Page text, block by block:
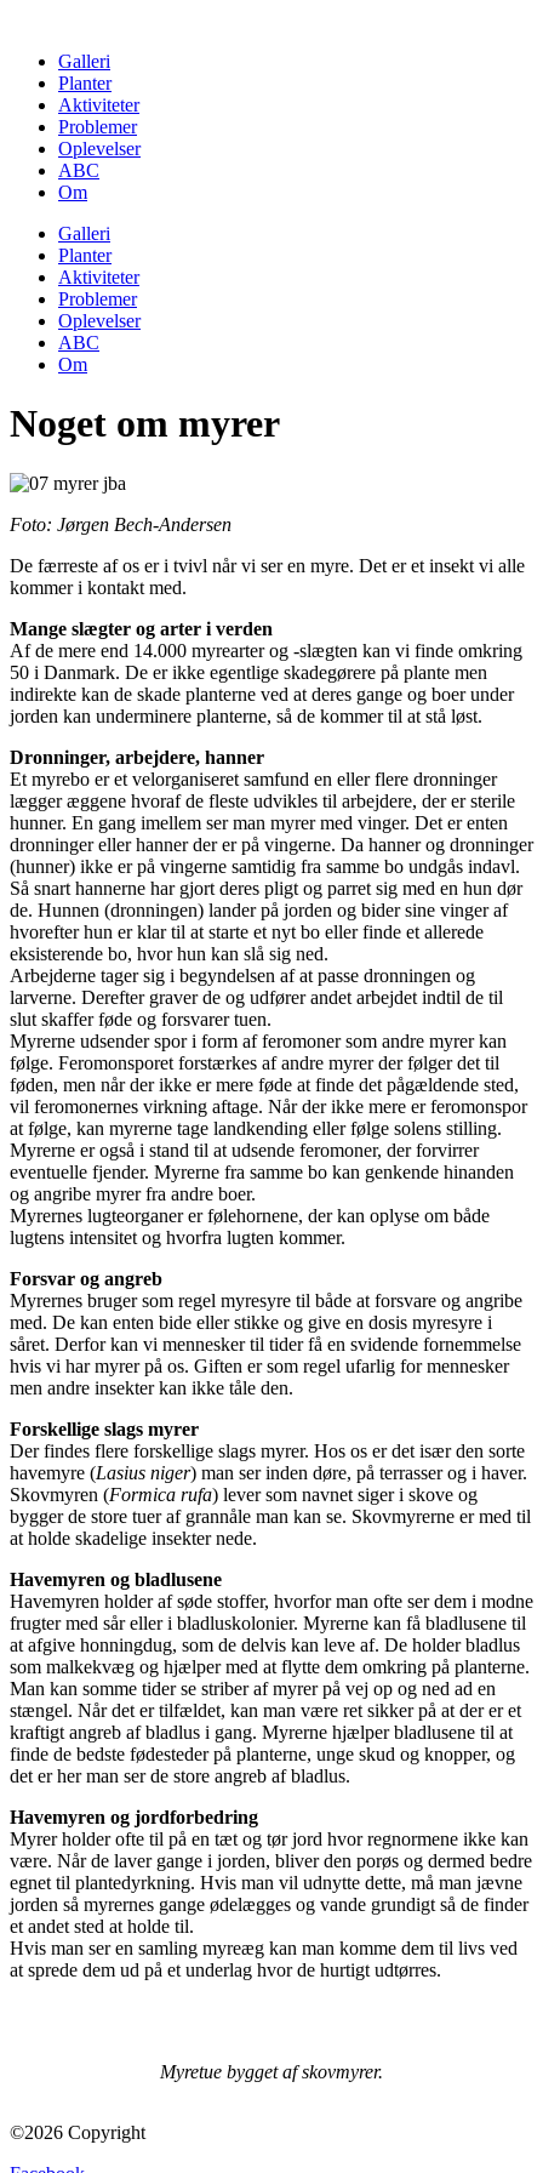
contentGalleri
Planter
Aktiviteter
Problemer
Oplevelser
ABC
Om
Galleri
Planter
Aktiviteter
Problemer
Oplevelser
ABC
Om
Noget om myrer
Foto: Jørgen Bech-Andersen
De færreste af os er i tvivl når vi ser en myre. Det er et insekt vi alle
kommer i kontakt med.
Mange slægter og arter i verden
Af de mere end 14.000 myrearter og -slægten kan vi finde omkring
50 i Danmark. De er ikke egentlige skadegørere på plante men
indirekte kan de skade planterne ved at deres gange og boer under
jorden kan underminere planterne, så de kommer til at stå løst.
Dronninger, arbejdere, hanner
Et myrebo er et velorganiseret samfund en eller flere dronninger
lægger æggene hvoraf de fleste udvikles til arbejdere, der er sterile
hunner. En gang imellem ser man myrer med vinger. Det er enten
dronninger eller hanner der er på vingerne. Da hanner og dronninger
(hunner) ikke er på vingerne samtidig fra samme bo undgås indavl.
Så snart hannerne har gjort deres pligt og parret sig med en hun dør
de. Hunnen (dronningen) lander på jorden og bider sine vinger af
hvorefter hun er klar til at starte et nyt bo eller finde et allerede
eksisterende bo, hvor hun kan slå sig ned.
Arbejderne tager sig i begyndelsen af at passe dronningen og
larverne. Derefter graver de og udfører andet arbejdet indtil de til
slut skaffer føde og forsvarer tuen.
Myrerne udsender spor i form af feromoner som andre myrer kan
følge. Feromonsporet forstærkes af andre myrer der følger det til
føden, men når der ikke er mere føde at finde det pågældende sted,
vil feromonernes virkning aftage. Når der ikke mere er feromonspor
at følge, kan myrerne tage landkending eller følge solens stilling.
Myrerne er også i stand til at udsende feromoner, der forvirrer
eventuelle fjender. Myrerne fra samme bo kan genkende hinanden
og angribe myrer fra andre boer.
Myrernes lugteorganer er følehornene, der kan oplyse om både
lugtens intensitet og hvorfra lugten kommer.
Forsvar og angreb
Myrernes bruger som regel myresyre til både at forsvare og angribe
med. De kan enten bide eller stikke og give en dosis myresyre i
såret. Derfor kan vi mennesker til tider få en svidende fornemmelse
hvis vi har myrer på os. Giften er som regel ufarlig for mennesker
men andre insekter kan ikke tåle den.
Forskellige slags myrer
Der findes flere forskellige slags myrer. Hos os er det især den sorte
havemyre (Lasius niger) man ser inden døre, på terrasser og i haver.
Skovmyren (Formica rufa) lever som navnet siger i skove og
bygger de store tuer af grannåle man kan se. Skovmyrerne er med til
at holde skadelige insekter nede.
Havemyren og bladlusene
Havemyren holder af søde stoffer, hvorfor man ofte ser dem i modne
frugter med sår eller i bladluskolonier. Myrerne kan få bladlusene til
at afgive honningdug, som de delvis kan leve af. De holder bladlus
som malkekvæg og hjælper med at flytte dem omkring på planterne.
Man kan somme tider se striber af myrer på vej op og ned ad en
stængel. Når det er tilfældet, kan man være ret sikker på at der er et
kraftigt angreb af bladlus i gang. Myrerne hjælper bladlusene til at
finde de bedste fødesteder på planterne, unge skud og knopper, og
det er her man ser de store angreb af bladlus.
Havemyren og jordforbedring
Myrer holder ofte til på en tæt og tør jord hvor regnormene ikke kan
være. Når de laver gange i jorden, bliver den porøs og dermed bedre
egnet til plantedyrkning. Hvis man vil udnytte dette, må man jævne
jorden så myrernes gange ødelægges og vande grundigt så de finder
et andet sted at holde til.
Hvis man ser en samling myreæg kan man komme dem til livs ved
at sprede dem ud på et underlag hvor de hurtigt udtørres.
Myretue bygget af skovmyrer.
©2026 Copyright